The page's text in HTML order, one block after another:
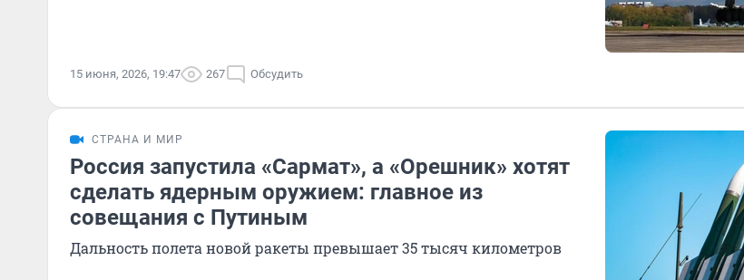
15 июня, 2026, 19:47 267 Обсудить
СТРАНА И МИР
Россия запустила «Сармат», а «Орешник» хотят
сделать ядерным оружием: главное из
совещания с Путиным
Дальность полета новой ракеты превышает 35 тысяч километров